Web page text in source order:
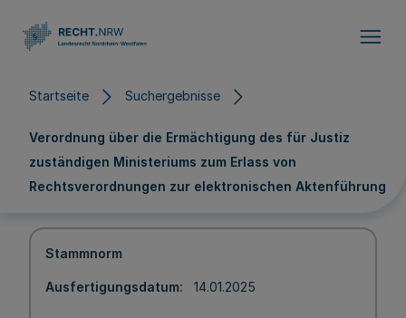
Startseite Suchergebnisse
Verordnung über die Ermächtigung des für Justiz
zuständigen Ministeriums zum Erlass von
Rechtsverordnungen zur elektronischen Aktenführung
Stammnorm
Ausfertigungsdatum 14.01.2025